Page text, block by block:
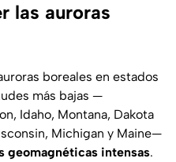
las auroras
boreales en estados
más bajas —
Idaho, Montana, Dakota
Michigan y Maine—
geomagnéticas intensas.